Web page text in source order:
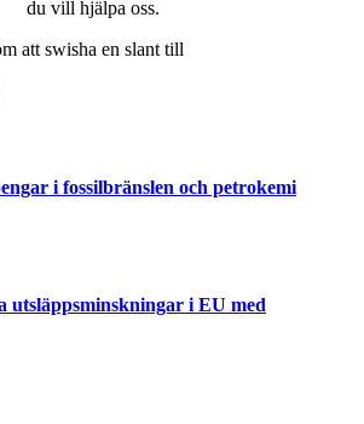
du vill hjälpa oss.
att swisha en slant till
i fossilbränslen och petrokemi
utsläppsminskningar i EU med